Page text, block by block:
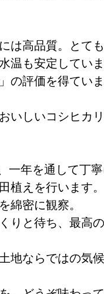
は高品質。とて
温も安定していま
の評価を得ていま
しいコシヒカ
年を通して丁寧
植えを行います。
綿密に観察。
と待ち、最高
地ならではの気